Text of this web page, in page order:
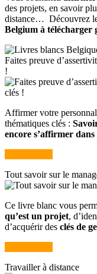
des projets, en savoir
distance… Découvrez
Belgium à télécharger
Faites preuve
!
Affirmer votre
thématiques clés :
encore s’affirmer
Tout savoir sur le
Ce livre blanc vous
qu’est un projet,
d’acquérir des clés de
Travailler à distance